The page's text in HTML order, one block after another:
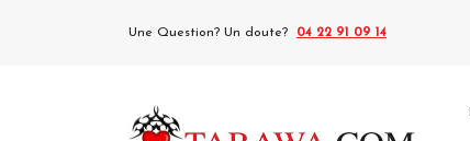
Une Question? Un doute? 04 22 91 09 14